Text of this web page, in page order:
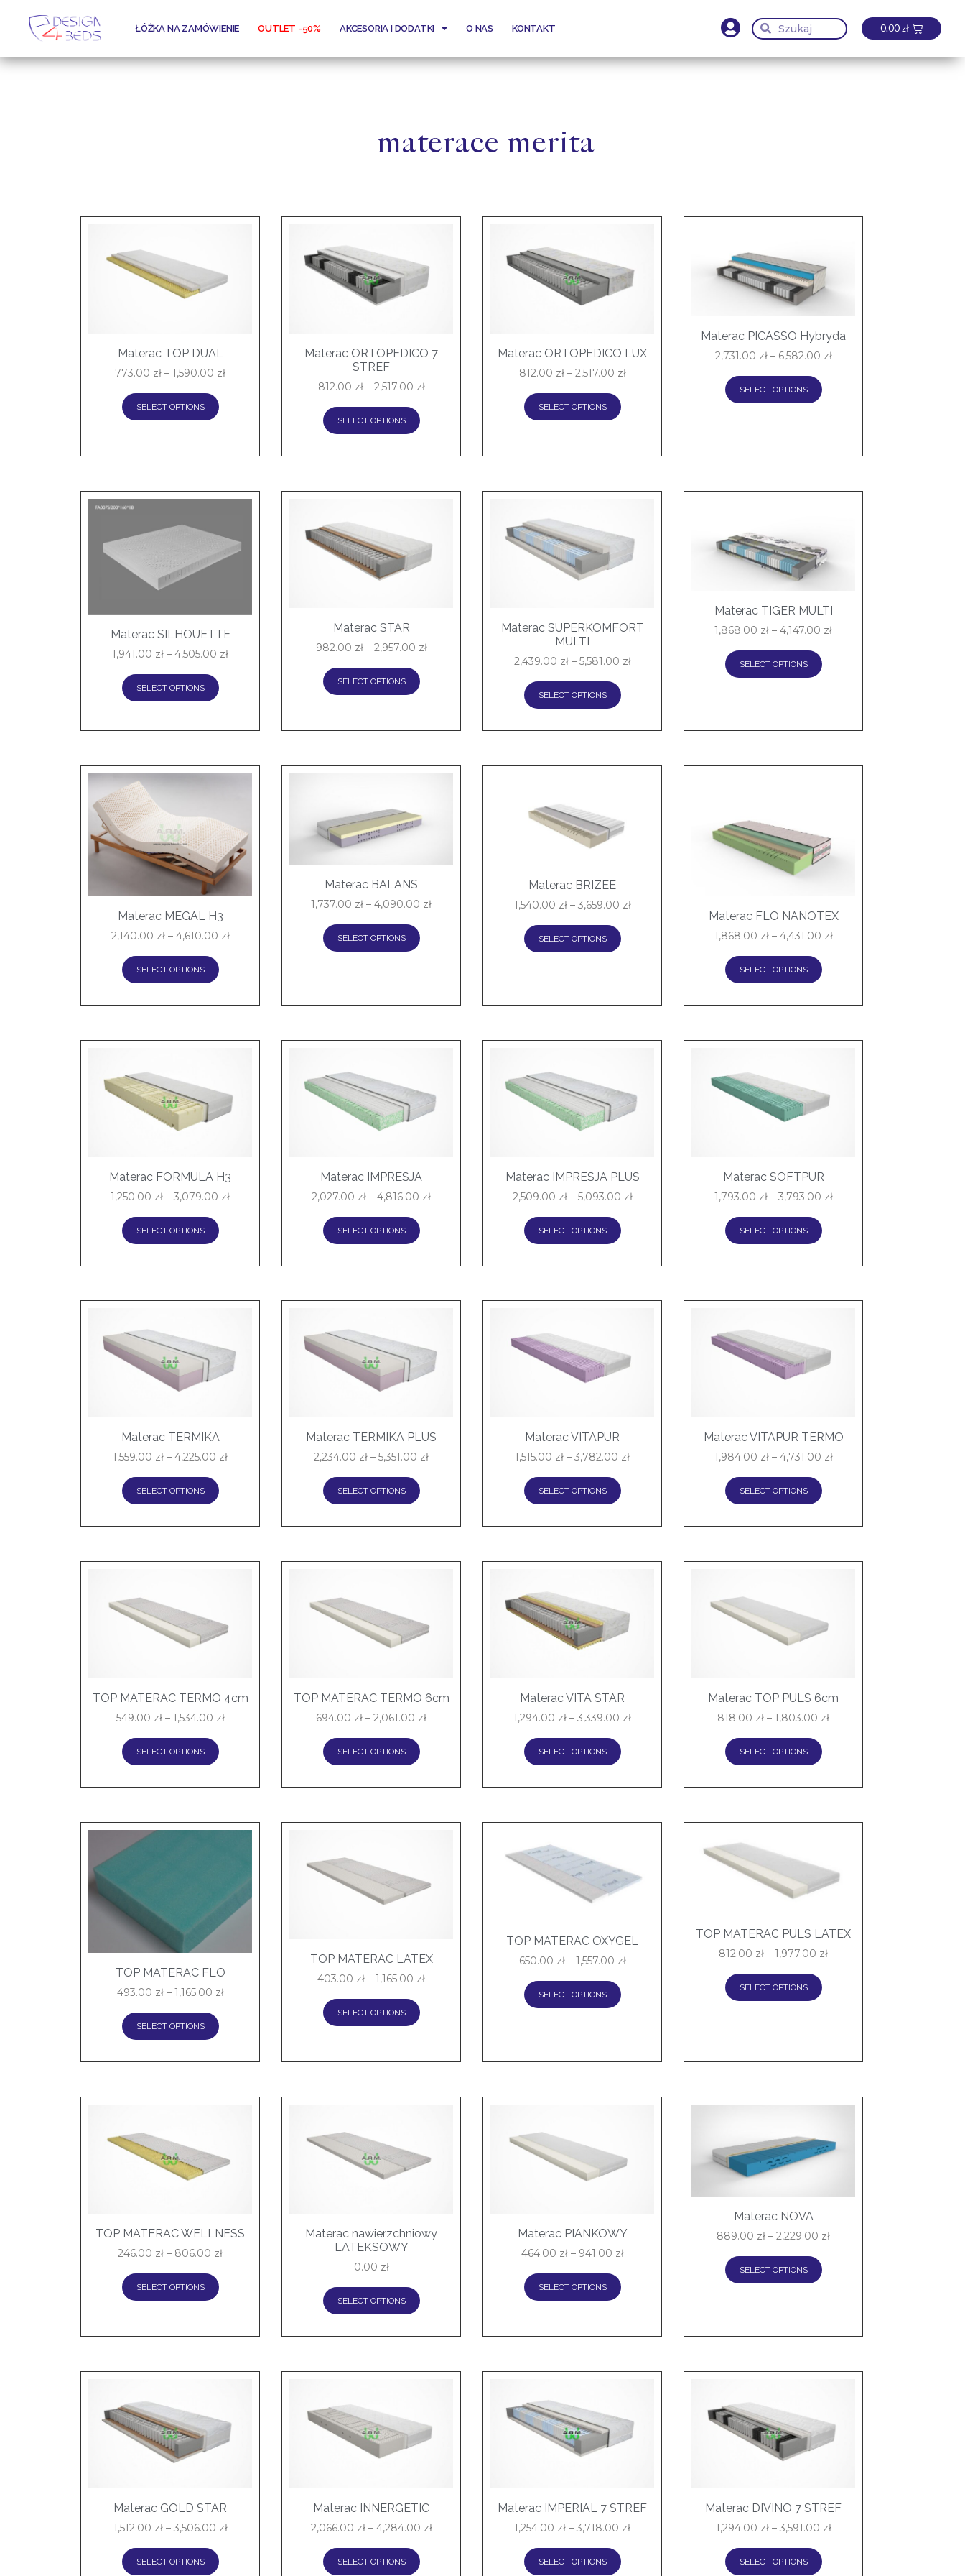
ŁÓŻKA NA ZAMÓWIENIE OUTLET -50% AKCESORIA I DODATKI O NAS KONTAKT 0.00zł
materace merita
Materac TOP DUAL
773.00 zł – 1,590.00 zł
SELECT OPTIONS
Materac ORTOPEDICO 7
STREF
812.00 zł– 2,517.00 zł
SELECT OPTIONS
Materac ORTOPEDICO LUX
812.00 zł– 2,517.00 zł
SELECT OPTIONS
Materac PICASSO Hybryda
2,731.00 zł– 6,582.00 zł
SELECT OPTIONS
Materac SILHOUETTE
1,941.00 zł – 4,505.00 zł
SELECT OPTIONS
Materac STAR
982.00 zł– 2,957.00 zł
SELECT OPTIONS
Materac SUPERKOMFORT
MULTI
2,439.00 zł– 5,581.00 zł
SELECT OPTIONS
Materac TIGER MULTI
1,868.00 zł – 4,147.00 zł
SELECT OPTIONS
Materac MEGAL H3
2,140.00 zł– 4,610.00 zł
SELECT OPTIONS
Materac BALANS
1,737.00 zł – 4,090.00 zł
SELECT OPTIONS
Materac BRIZEE
1,540.00 zł– 3,659.00 zł
SELECT OPTIONS
Materac FLO NANOTEX
1,868.00 zł– 4,431.00 zł
SELECT OPTIONS
Materac FORMULA H3
1,250.00 zł – 3,079.00 zł
SELECT OPTIONS
Materac IMPRESJA
2,027.00 zł – 4,816.00 zł
SELECT OPTIONS
Materac IMPRESJA PLUS
2,509.00 zł– 5,093.00 zł
SELECT OPTIONS
Materac SOFTPUR
1,793.00 zł– 3,793.00 zł
SELECT OPTIONS
Materac TERMIKA
1,559.00 zł – 4,225.00 zł
SELECT OPTIONS
Materac TERMIKA PLUS
2,234.00 zł – 5,351.00 zł
SELECT OPTIONS
Materac VITAPUR
1,515.00 zł – 3,782.00 zł
SELECT OPTIONS
Materac VITAPUR TERMO
1,984.00 zł– 4,731.00 zł
SELECT OPTIONS
TOP MATERAC TERMO 4cm
549.00 zł– 1,534.00 zł
SELECT OPTIONS
TOP MATERAC TERMO 6cm
694.00 zł – 2,061.00 zł
SELECT OPTIONS
Materac VITA STAR
1,294.00 zł – 3,339.00 zł
SELECT OPTIONS
Materac TOP PULS 6cm
818.00 zł – 1,803.00 zł
SELECT OPTIONS
TOP MATERAC FLO
493.00 zł– 1,165.00 zł
SELECT OPTIONS
TOP MATERAC LATEX
403.00 zł – 1,165.00 zł
SELECT OPTIONS
TOP MATERAC OXYGEL
650.00 zł– 1,557.00 zł
SELECT OPTIONS
TOP MATERAC PULS LATEX
812.00 zł – 1,977.00 zł
SELECT OPTIONS
TOP MATERAC WELLNESS
246.00 zł – 806.00 zł
SELECT OPTIONS
Materac nawierzchniowy
LATEKSOWY
0.00 zł
SELECT OPTIONS
Materac PIANKOWY
464.00 zł– 941.00 zł
SELECT OPTIONS
Materac NOVA
889.00 zł – 2,229.00 zł
SELECT OPTIONS
Materac GOLD STAR
1,512.00 zł– 3,506.00 zł
SELECT OPTIONS
Materac INNERGETIC
2,066.00 zł– 4,284.00 zł
SELECT OPTIONS
Materac IMPERIAL 7 STREF
1,254.00 zł – 3,718.00 zł
SELECT OPTIONS
Materac DIVINO 7 STREF
1,294.00 zł– 3,591.00 zł
SELECT OPTIONS